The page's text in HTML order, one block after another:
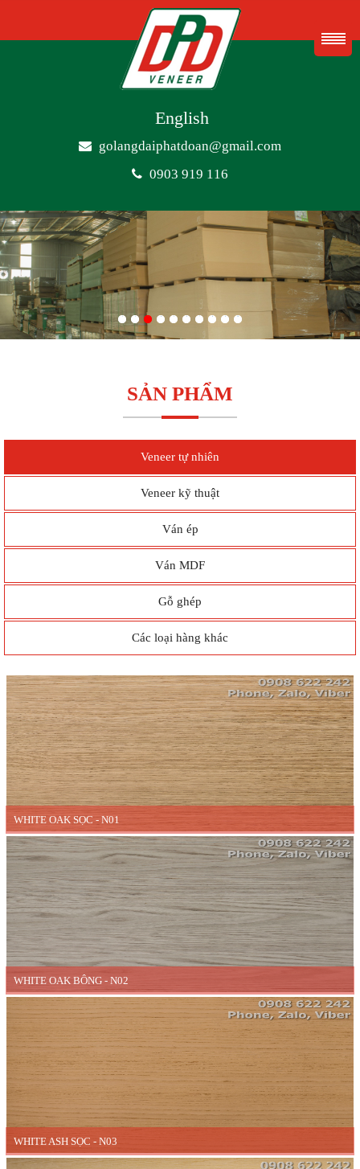
English
golangdaiphatdoan@gmail.com
0903 919 116
SẢN PHẨM
Veneer tự nhiên
Veneer kỹ thuật
Ván ép
Ván MDF
Gỗ ghép
Các loại hàng khác
WHITE OAK SỌC - N01
WHITE OAK BÔNG - N02
WHITE ASH SỌC - N03